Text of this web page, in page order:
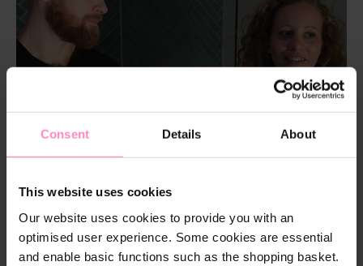
Consent Details About
This website uses cookies
Our website uses cookies to provide you with an
optimised user experience. Some cookies are essential
and enable basic functions such as the shopping basket.